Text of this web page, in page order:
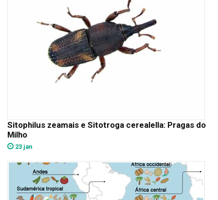
Sitophilus zeamais e Sitotroga cerealella: Pragas do
Milho
23 jan